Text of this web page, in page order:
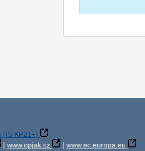
(IS KP21+)
| www.opjak.cz | www.ec.europa.eu